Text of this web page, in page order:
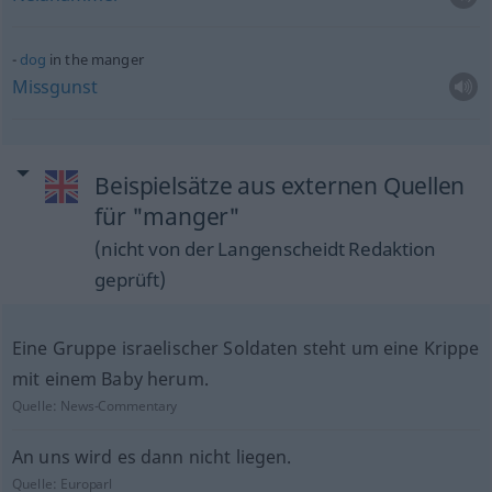
dog in the manger
Missgunst
Beispielsätze aus externen Quellen
für "manger"
(nicht von der Langenscheidt Redaktion
geprüft)
Eine Gruppe israelischer Soldaten steht um eine Krippe
mit einem Baby herum.
Quelle: News-Commentary
An uns wird es dann nicht liegen.
Quelle: Europarl